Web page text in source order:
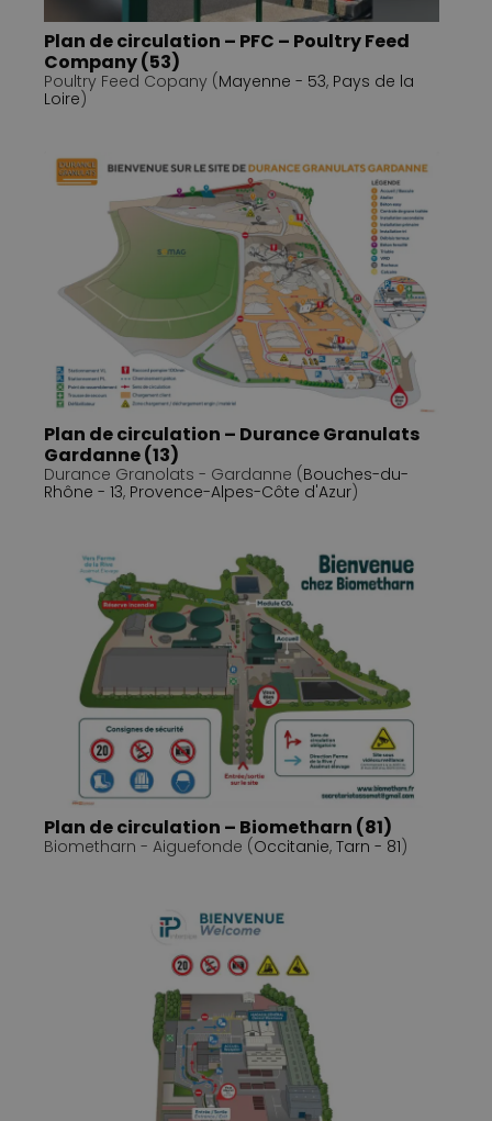
Plan de circulation – PFC – Poultry Feed
Company (53)
Poultry Feed Copany (Mayenne - 53, Pays de la
Loire)
Plan de circulation – Durance Granulats
Gardanne (13)
Durance Granolats - Gardanne (Bouches-du-
Rhône - 13, Provence-Alpes-Côte d'Azur)
Plan de circulation – Biometharn (81)
Biometharn - Aiguefonde (Occitanie, Tarn - 81)